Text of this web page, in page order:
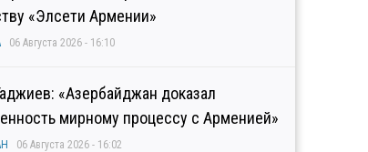
«Элсети Армении»
06 Августа 2026 - 16:10
«Азербайджан доказал
мирному процессу с Арменией»
06 Августа 2026 - 16:02